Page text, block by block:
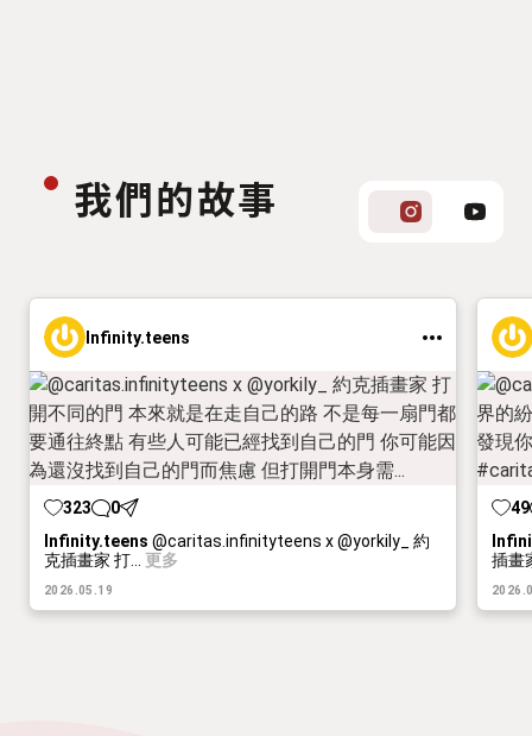
我們的故事
Infinity.teens
323
0
Infinity.teens @caritas.infinityteens x @yorkily_ 約
克插畫家 打... 更多
2026.05.19
49
插畫